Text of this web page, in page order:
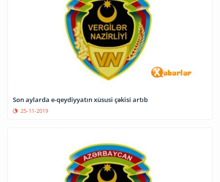
Son aylarda e-qeydiyyatın xüsusi çəkisi artıb
25-11-2019